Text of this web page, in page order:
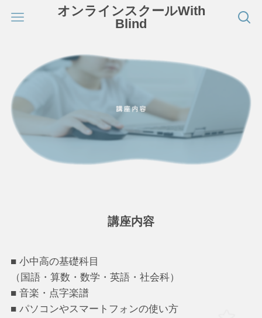
オンラインスクールWith
Blind
講座内容
■ 小中高の基礎科目
（国語・算数・数学・英語・社会科）
■ 音楽・点字楽譜
■ パソコンやスマートフォンの使い方